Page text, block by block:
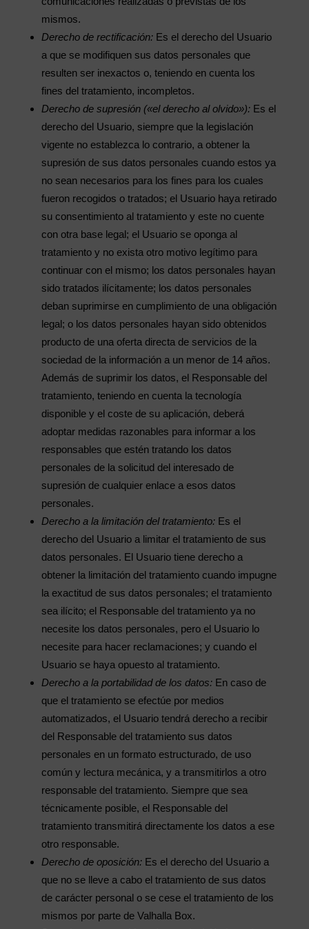
mismos.
Derecho de rectificación:Es el derecho del Usuario
a que se modifiquen sus datos personales que
resulten ser inexactos o, teniendo en cuenta los
fines del tratamiento, incompletos.
Derecho de supresión («el derecho al olvido»):Es el
derecho del Usuario, siempre que la legislación
vigente no establezca lo contrario, a obtener la
supresión de sus datos personales cuando estos ya
no sean necesarios para los fines para los cuales
fueron recogidos o tratados; el Usuario haya retirado
su consentimiento al tratamiento y este no cuente
con otra base legal; el Usuario se oponga al
tratamiento y no exista otro motivo legítimo para
continuar con el mismo; los datos personales hayan
sido tratados ilícitamente; los datos personales
deban suprimirse en cumplimiento de una obligación
legal; o los datos personales hayan sido obtenidos
producto de una oferta directa de servicios de la
sociedad de la información a un menor de 14 años.
Además de suprimir los datos, el Responsable del
tratamiento, teniendo en cuenta la tecnología
disponible y el coste de su aplicación, deberá
adoptar medidas razonables para informar a los
responsables que estén tratando los datos
personales de la solicitud del interesado de
supresión de cualquier enlace a esos datos
personales.
Derecho a la limitación del tratamiento:Es el
derecho del Usuario a limitar el tratamiento de sus
datos personales. El Usuario tiene derecho a
obtener la limitación del tratamiento cuando impugne
la exactitud de sus datos personales; el tratamiento
sea ilícito; el Responsable del tratamiento ya no
necesite los datos personales, pero el Usuario lo
necesite para hacer reclamaciones; y cuando el
Usuario se haya opuesto al tratamiento.
Derecho a la portabilidad de los datos:En caso de
que el tratamiento se efectúe por medios
automatizados, el Usuario tendrá derecho a recibir
del Responsable del tratamiento sus datos
personales en un formato estructurado, de uso
común y lectura mecánica, y a transmitirlos a otro
responsable del tratamiento. Siempre que sea
técnicamente posible, el Responsable del
tratamiento transmitirá directamente los datos a ese
otro responsable.
Derecho de oposición:Es el derecho del Usuario a
que no se lleve a cabo el tratamiento de sus datos
de carácter personal o se cese el tratamiento de los
mismos por parte de Valhalla Box.